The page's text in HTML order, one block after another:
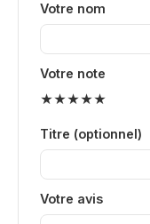
Votre nom
Votre note
★★★★★
Titre (optionnel)
Votre avis